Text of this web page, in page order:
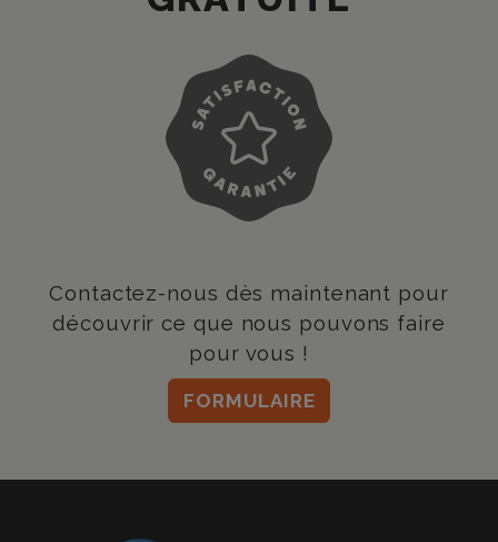
Contactez-nous dès maintenant pour
découvrir ce que nous pouvons faire
pour vous !
FORMULAIRE